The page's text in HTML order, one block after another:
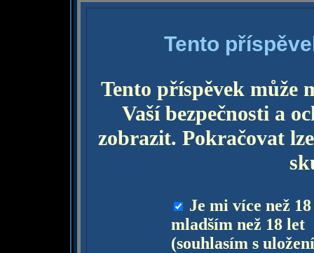
Tento
Tento příspěvek může
Vaší bezpečnosti a
zobrazit. Pokračovat
Je mi více než
mladším než 18 let
(souhlasím s